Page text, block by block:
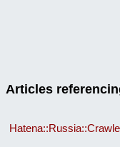
Articles